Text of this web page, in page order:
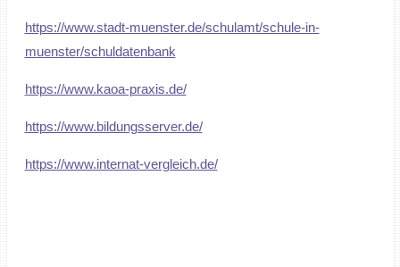
https://www.stadt-muenster.de/schulamt/schule-in-
muenster/schuldatenbank
https://www.kaoa-praxis.de/
https://www.bildungsserver.de/
https://www.internat-vergleich.de/